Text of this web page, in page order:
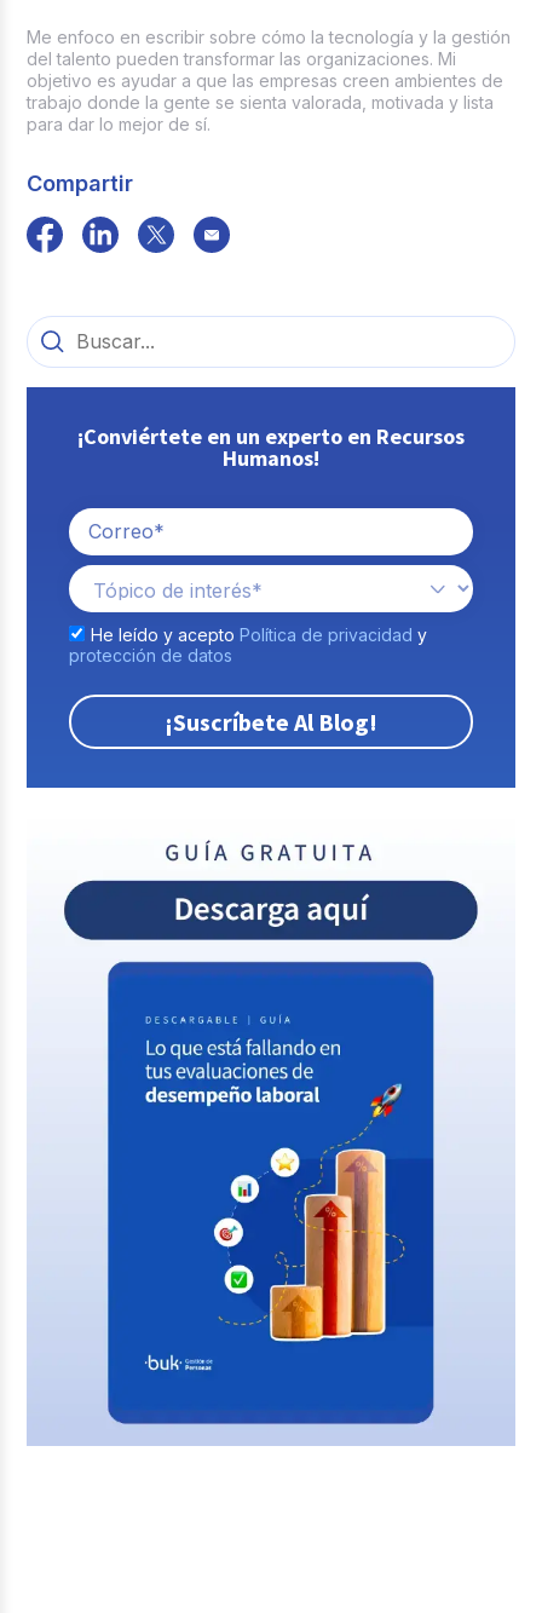
Me enfoco en escribir sobre cómo la tecnología y la gestión
del talento pueden transformar las organizaciones. Mi
objetivo es ayudar a que las empresas creen ambientes de
trabajo donde la gente se sienta valorada, motivada y lista
para dar lo mejor de sí.
Compartir
¡Conviértete en un experto en Recursos
Humanos!
He leído y acepto Política de privacidad y
protección de datos